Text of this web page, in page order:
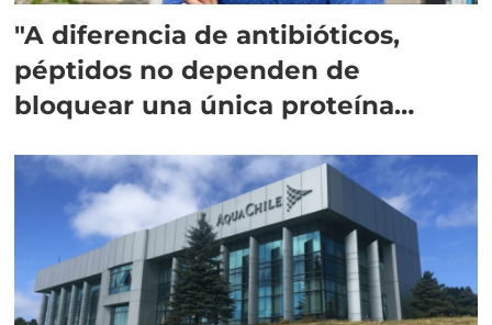
"A diferencia de antibióticos,
péptidos no dependen de
bloquear una única proteína